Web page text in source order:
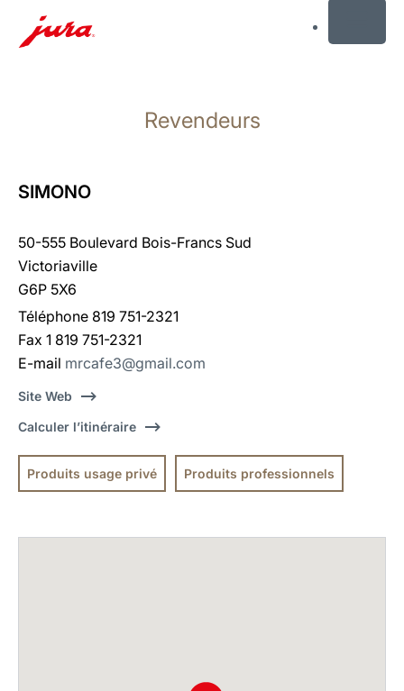
recherche
Revendeurs
SIMONO
50-555 Boulevard Bois-Francs Sud
Victoriaville
G6P 5X6
Téléphone 819 751-2321
Fax 1 819 751-2321
E-mail mrcafe3@gmail.com
Site Web
Calculer l’itinéraire
Produits usage privé Produits professionnels